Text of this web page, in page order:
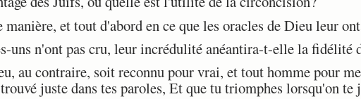
et tout d'abord en ce que les oracles de Dieu leur
uns n'ont pas cru, leur incrédulité anéantira-t-elle la fidélité
au contraire, soit reconnu pour vrai, et tout homme pour
juste dans tes paroles, Et que tu triomphes lorsqu'on te